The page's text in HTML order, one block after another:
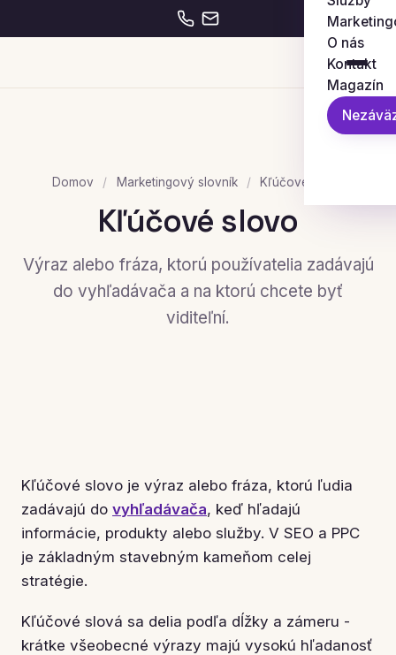
O nás
Kontakt
Magazín
Domov / Marketingový slovník / Kľúčové slovo
Kľúčové slovo
Výraz alebo fráza, ktorú používatelia zadávajú
do vyhľadávača a na ktorú chcete byť
viditeľní.
Kľúčové slovo je výraz alebo fráza, ktorú ľudia
zadávajú do vyhľadávača, keď hľadajú
informácie, produkty alebo služby. V SEO a PPC
je základným stavebným kameňom celej
stratégie.
Kľúčové slová sa delia podľa dĺžky a zámeru -
krátke všeobecné výrazy majú vysokú hľadanosť